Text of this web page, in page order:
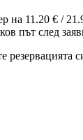
на 11.20 € /
път след